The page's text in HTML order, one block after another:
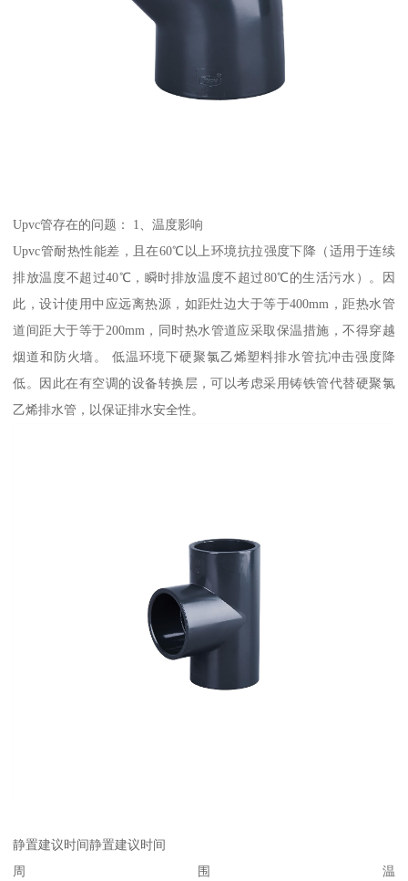
Upvc管存在的问题： 1、温度影响
Upvc管耐热性能差，且在60℃以上环境抗拉强度下降（适用于连续
排放温度不超过40℃，瞬时排放温度不超过80℃的生活污水）。因
此，设计使用中应远离热源，如距灶边大于等于400mm，距热水管
道间距大于等于200mm，同时热水管道应采取保温措施，不得穿越
烟道和防火墙。 低温环境下硬聚氯乙烯塑料排水管抗冲击强度降
低。因此在有空调的设备转换层，可以考虑采用铸铁管代替硬聚氯
乙烯排水管，以保证排水安全性。
静置建议时间静置建议时间
周围温